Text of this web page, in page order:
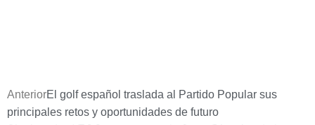
AnteriorEl golf español traslada al Partido Popular sus
principales retos y oportunidades de futuro